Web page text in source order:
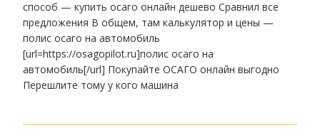
способ — купить осаго онлайн дешево Сравнил все
предложения В общем, там калькулятор и цены —
полис осаго на автомобиль
[url=https://osagopilot.ru]полис осаго на
автомобиль[/url] Покупайте ОСАГО онлайн выгодно
Перешлите тому у кого машина